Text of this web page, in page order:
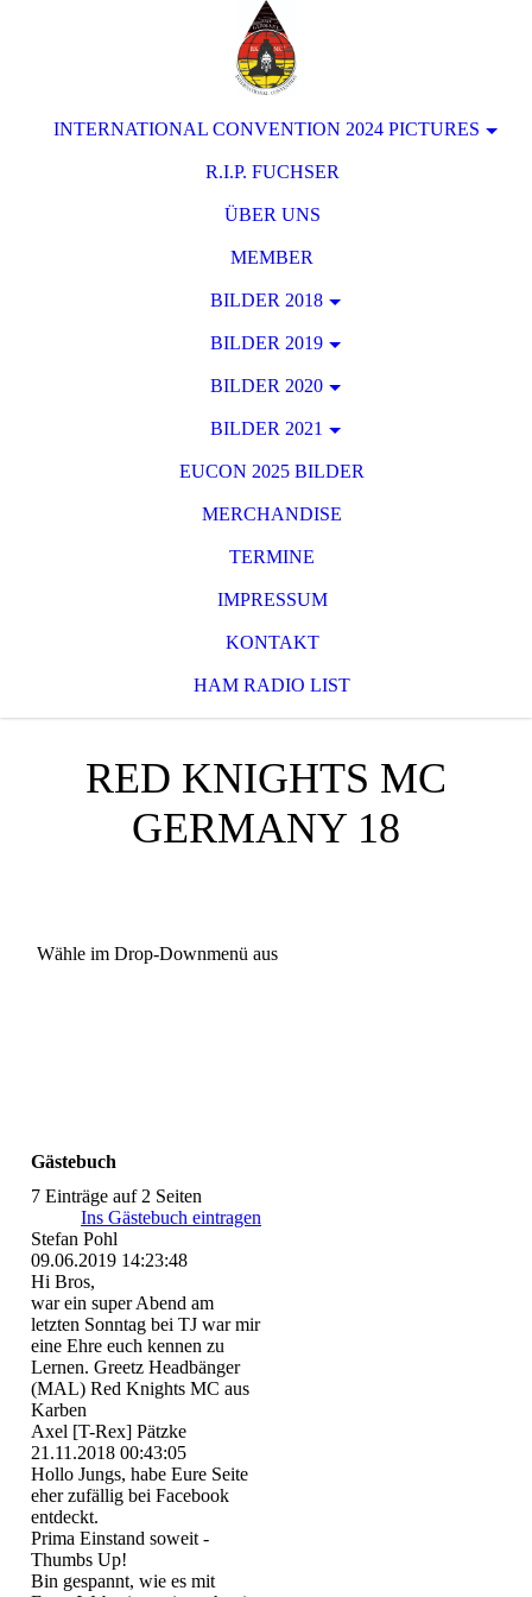
INTERNATIONAL CONVENTION 2024 PICTURES
R.I.P. FUCHSER
ÜBER UNS
MEMBER
BILDER 2018
BILDER 2019
BILDER 2020
BILDER 2021
EUCON 2025 BILDER
MERCHANDISE
TERMINE
IMPRESSUM
KONTAKT
HAM RADIO LIST
RED KNIGHTS MC
GERMANY 18
Wähle im Drop-Downmenü aus
Gästebuch
7 Einträge auf 2 Seiten
Ins Gästebuch eintragen
Stefan Pohl
09.06.2019 14:23:48
Hi Bros,
war ein super Abend am
letzten Sonntag bei TJ war mir
eine Ehre euch kennen zu
Lernen. Greetz Headbänger
(MAL) Red Knights MC aus
Karben
Axel [T-Rex] Pätzke
21.11.2018 00:43:05
Hollo Jungs, habe Eure Seite
eher zufällig bei Facebook
entdeckt.
Prima Einstand soweit -
Thumbs Up!
Bin gespannt, wie es mit